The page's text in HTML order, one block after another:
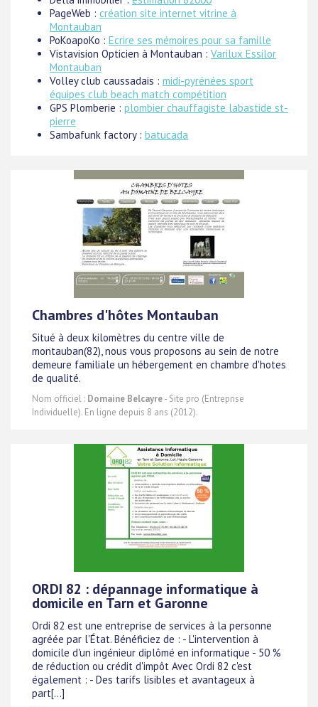
PageWeb : création site internet vitrine à
Montauban
PoKoapoKo : Ecrire ses mémoires pour sa famille
Vistavision Opticien à Montauban : Varilux Essilor
Montauban
Volley club caussadais : midi-pyrénées sport
équipes club beach match compétition
GPS Plomberie : plombier chauffagiste labastide st-
pierre
Sambafunk factory : batucada
Chambres d'hôtes Montauban
Situé à deux kilomètres du centre ville de
montauban(82), nous vous proposons au sein de notre
demeure familiale un hébergement en chambre d'hotes
de qualité.
Nom officiel : Domaine Belcayre- Site pro (Entreprise
Individuelle). En ligne depuis 8 ans (2012).
ORDI 82 : dépannage informatique à
domicile en Tarn et Garonne
Ordi 82 est une entreprise de services à la personne
agréée par l'État. Bénéficiez de : - L'intervention à
domicile d'un ingénieur diplômé en informatique - 50 %
de réduction ou crédit d'impôt Avec Ordi 82 c'est
également : - Des tarifs lisibles et avantageux à
part[...]